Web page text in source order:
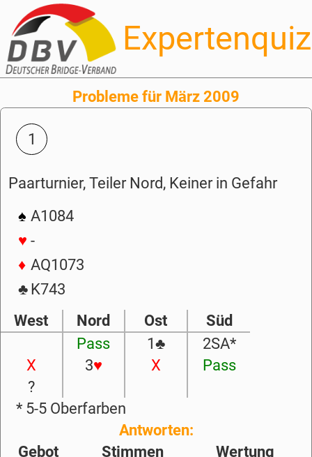
Expertenquiz
Probleme für März 2009
1
Paarturnier, Teiler Nord, Keiner in Gefahr
♠ A1084
♥ -
♦ AQ1073
♣K743
West
Nord Ost
Süd
Pass
1♣
2SA*
X
3♥ X
Pass
?
* 5-5 Oberfarben
Antworten:
Gebot
Stimmen
Wertung